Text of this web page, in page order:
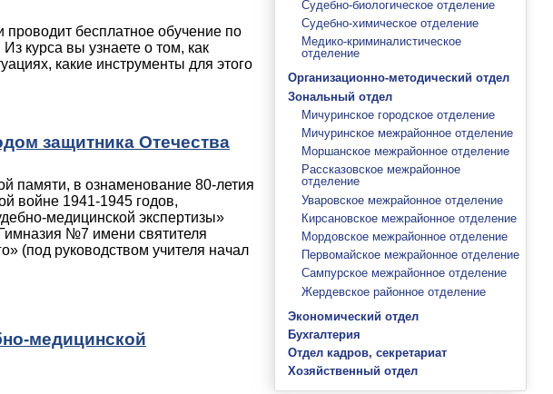
проводит бесплатное обучение по
курса вы узнаете о том, как
какие инструменты для этого
защитника Отечества
памяти, в ознаменование 80-летия
войне 1941-1945 годов,
медицинской экспертизы»
№7 имени святителя
(под руководством учителя начал
медицинской
Судебно-биологическое отделение
Судебно-химическое отделение
Медико-криминалистическое
отделение
Организационно-методический отдел
Зональный отдел
Мичуринское городское отделение
Мичуринское межрайонное отделение
Моршанское межрайонное отделение
Рассказовское межрайонное
отделение
Уваровское межрайонное отделение
Кирсановское межрайонное отделение
Мордовское межрайонное отделение
Первомайское межрайонное отделение
Сампурское межрайонное отделение
Жердевское районное отделение
Экономический отдел
Бухгалтерия
Отдел кадров, секретариат
Хозяйственный отдел